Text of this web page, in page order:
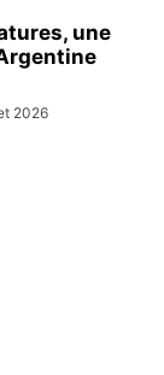
une
2026